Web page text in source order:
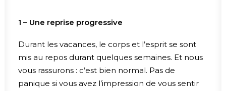
1 – Une reprise progressive
Durant les vacances, le corps et l’esprit se sont
mis au repos durant quelques semaines. Et nous
vous rassurons : c’est bien normal. Pas de
panique si vous avez l’impression de vous sentir